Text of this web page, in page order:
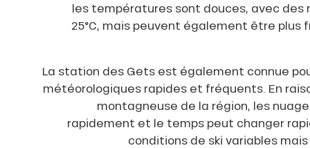
les températures sont douces, avec des
25°C, mais peuvent également être plus
La station des Gets est également connue
météorologiques rapides et fréquents. En
montagneuse de la région, les
rapidement et le temps peut changer
conditions de ski variables